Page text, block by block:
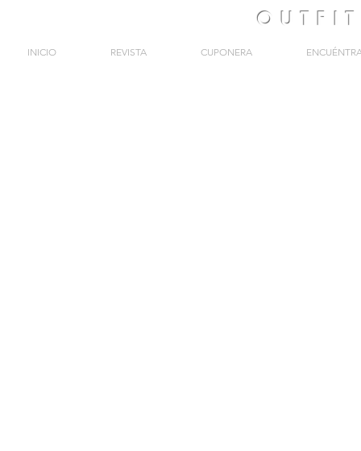
OUTFIT
INICIO REVISTA CUPONERA